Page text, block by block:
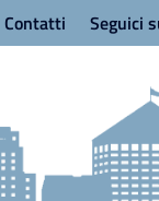
Contatti Seguici